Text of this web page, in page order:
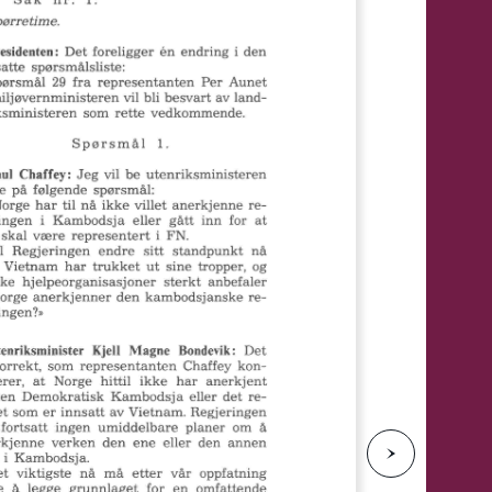
N
e
s
t
e
s
i
d
e